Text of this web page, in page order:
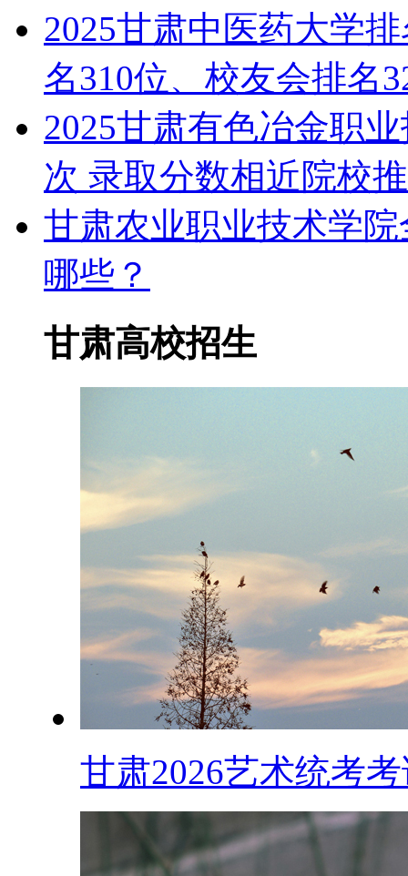
2025甘肃中医药大学
名310位、校友会排名
2025甘肃有色冶金职
次 录取分数相近院校
甘肃农业职业技术学
哪些？
甘肃高校招生
甘肃2026艺术统考